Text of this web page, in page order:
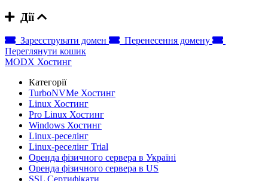
Дії
Зареєструвати домен
Перенесення домену
Переглянути кошик
MODX Хостинг
Категорії
TurboNVMe Хостинг
Linux Хостинг
Pro Linux Хостинг
Windows Хостинг
Linux-реселінг
Linux-реселінг Trial
Оренда фізичного сервера в Україні
Оренда фізичного сервера в US
SSL Сертифікати